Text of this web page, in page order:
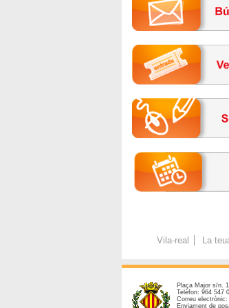
Vila-real La
Plaça Major s/n.
Telèfon: 964 547
Correu electrònic:
Enviament de